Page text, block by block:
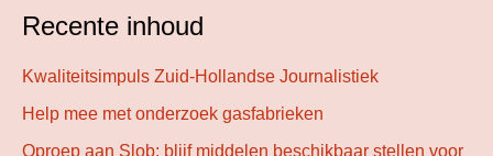
Recente inhoud
Kwaliteitsimpuls Zuid-Hollandse Journalistiek
Help mee met onderzoek gasfabrieken
Oproep aan Slob: blijf middelen beschikbaar stellen voor